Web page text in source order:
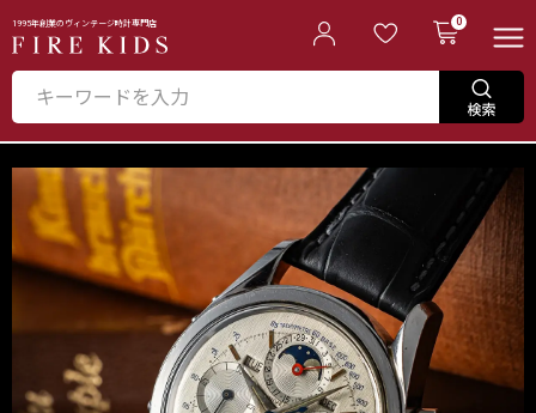
1995年創業のヴィンテージ時計専門店 0